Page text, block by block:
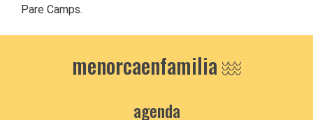
Pare Camps.
menorcaenfamilia
agenda